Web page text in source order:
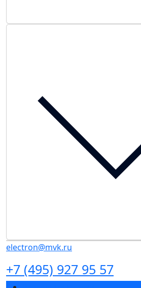
electron@mvk.ru
+7 (495) 927 95 57